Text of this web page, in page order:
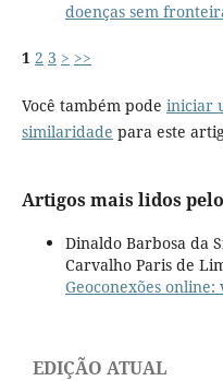
doenças sem
1 2 3 > >>
Você também pode iniciar
similaridade para este
Artigos mais lidos
Dinaldo Barbosa da
Carvalho Paris de
Geoconexões
EDIÇÃO ATUAL